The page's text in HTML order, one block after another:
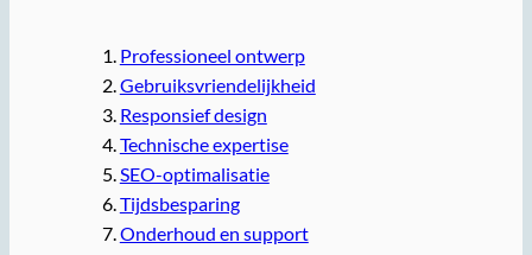
Professioneel ontwerp
Gebruiksvriendelijkheid
Responsief design
Technische expertise
SEO-optimalisatie
Tijdsbesparing
Onderhoud en support